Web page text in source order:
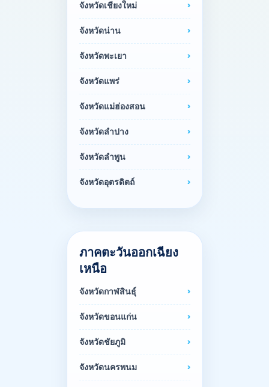
จังหวัดเชียงใหม่
จังหวัดน่าน
จังหวัดพะเยา
จังหวัดแพร่
จังหวัดแม่ฮ่องสอน
จังหวัดลำปาง
จังหวัดลำพูน
จังหวัดอุตรดิตถ์
ภาคตะวันออกเฉียง
เหนือ
จังหวัดกาฬสินธุ์
จังหวัดขอนแก่น
จังหวัดชัยภูมิ
จังหวัดนครพนม